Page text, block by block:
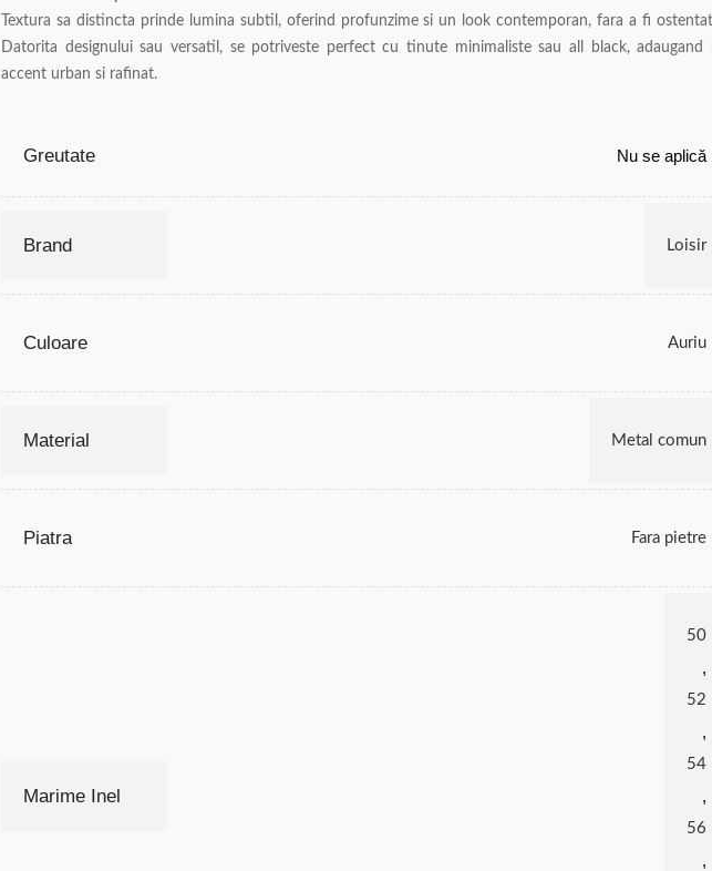
Textura sa distincta prinde lumina subtil, oferind profunzime si un look contemporan, fara a fi
Datorita designului sau versatil, se potriveste perfect cu tinute minimaliste sau all black, adaugand
accent urban si rafinat.
Greutate Nu se aplică
Brand Loisir
Culoare Auriu
Material Metal comun
Piatra Fara pietre
Marime Inel
50
,
52
,
54
,
56
,